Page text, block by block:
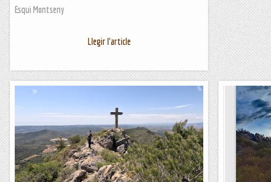
Esqui Montseny
Llegir l'article